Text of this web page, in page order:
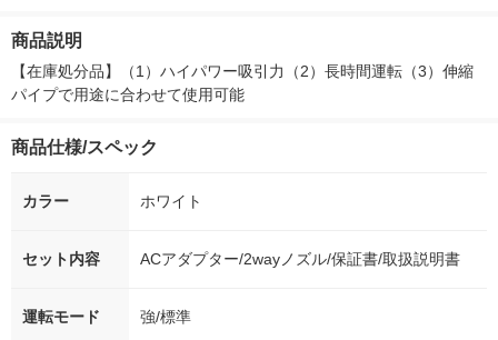
ゴス
商品説明
【在庫処分品】（1）ハイパワー吸引力（2）長時間運転（3）伸縮
パイプで用途に合わせて使用可能
商品仕様/スペック
カラー ホワイト
セット内容 ACアダプター/2wayノズル/保証書/取扱説明書
運転モード 強/標準